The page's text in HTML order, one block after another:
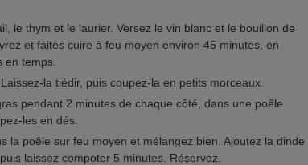
le thym et le laurier. Versez le vin blanc et le bouillon de
et faites cuire à feu moyen environ 45 minutes, en
en temps.
la tiédir, puis coupez-la en petits morceaux.
pendant 2 minutes de chaque côté, dans une poêle
les en dés.
la poêle sur feu moyen et mélangez bien. Ajoutez la dinde
laissez compoter 5 minutes. Réservez.